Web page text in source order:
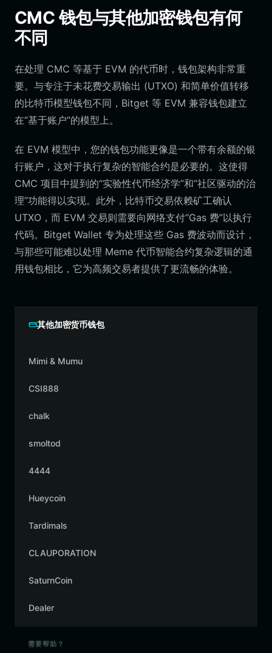
CMC 钱包与其他加密钱包有何
不同
在处理 CMC 等基于 EVM 的代币时，钱包架构非常重
要。与专注于未花费交易输出 (UTXO) 和简单价值转移
的比特币模型钱包不同，Bitget 等 EVM 兼容钱包建立
在“基于账户”的模型上。
在 EVM 模型中，您的钱包功能更像是一个带有余额的银
行账户，这对于执行复杂的智能合约是必要的。这使得
CMC 项目中提到的“实验性代币经济学”和“社区驱动的治
理”功能得以实现。此外，比特币交易依赖矿工确认
UTXO，而 EVM 交易则需要向网络支付“Gas 费”以执行
代码。Bitget Wallet 专为处理这些 Gas 费波动而设计，
与那些可能难以处理 Meme 代币智能合约复杂逻辑的通
用钱包相比，它为高频交易者提供了更流畅的体验。
其他加密货币钱包
Mimi & Mumu
CSI888
chalk
smoltod
4444
Hueycoin
Tardimals
CLAUPORATION
SaturnCoin
Dealer
需要帮助？